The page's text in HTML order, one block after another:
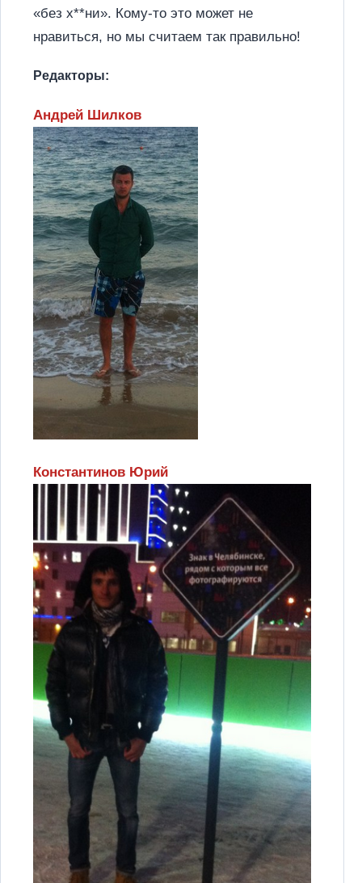
«без х**ни». Кому-то это может не
нравиться, но мы считаем так правильно!
Редакторы:
Андрей Шилков
Константинов Юрий